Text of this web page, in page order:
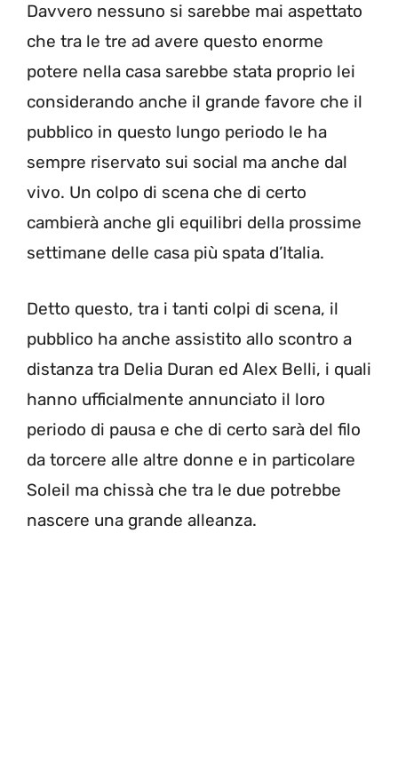
Davvero nessuno si sarebbe mai aspettato
che tra le tre ad avere questo enorme
potere nella casa sarebbe stata proprio lei
considerando anche il grande favore che il
pubblico in questo lungo periodo le ha
sempre riservato sui social ma anche dal
vivo. Un colpo di scena che di certo
cambierà anche gli equilibri della prossime
settimane delle casa più spata d’Italia.
Detto questo, tra i tanti colpi di scena, il
pubblico ha anche assistito allo scontro a
distanza tra Delia Duran ed Alex Belli, i quali
hanno ufficialmente annunciato il loro
periodo di pausa e che di certo sarà del filo
da torcere alle altre donne e in particolare
Soleil ma chissà che tra le due potrebbe
nascere una grande alleanza.